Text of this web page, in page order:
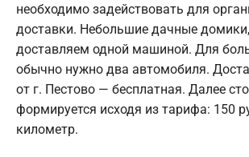
необходимо задействовать для
доставки. Небольшие дачные
доставляем одной машиной. Для
обычно нужно два автомобиля.
от г. Пестово — бесплатная. Далее
формируется исходя из тарифа: 150
километр.